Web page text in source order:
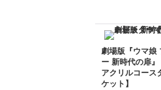
劇場版『ウマ娘
ー 新時代の扉』
アクリルコース
ケット】